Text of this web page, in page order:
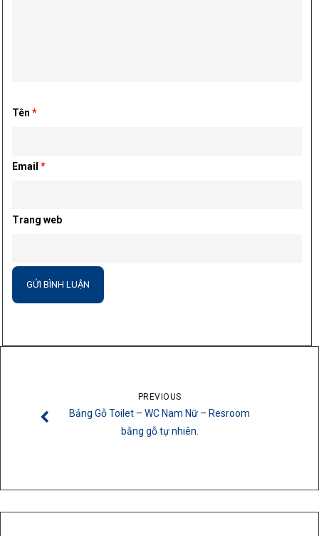
Tên*
Email*
Trang web
PREVIOUS
Bảng Gỗ Toilet – WC Nam Nữ – Resroom
bằng gỗ tự nhiên.